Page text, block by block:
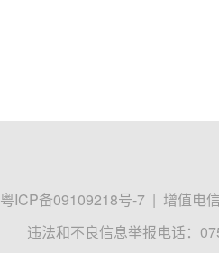
粤ICP备09109218号-7 | 增值电
违法和不良信息举报电话：